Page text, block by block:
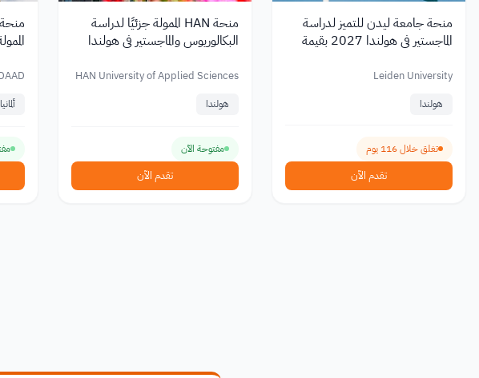
منحة جامعة ليدن للتميز لدراسة
الماجستير في هولندا 2027 بقيمة
Leiden University
هولندا
تغلق خلال 116 يوم
تقدم الآن
منحة HAN الممولة جزئيًا لدراسة
البكالوريوس والماجستير في هولندا
HAN University of Applied Sciences
هولندا
مفتوحة الآن
تقدم الآن
ألمانيا